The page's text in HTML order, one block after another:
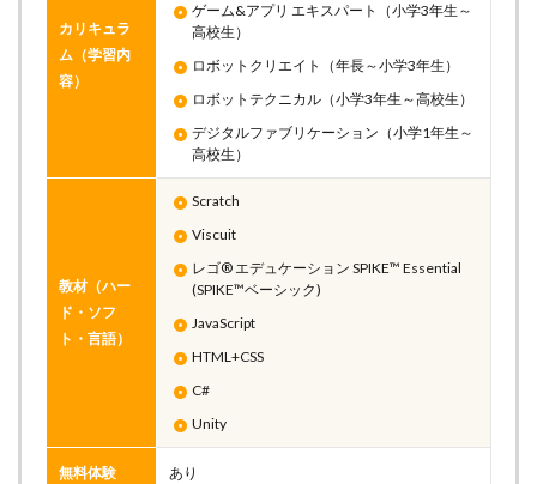
カリキュラ
ム（学習内
容）
ゲーム&アプリ エキスパート（小学3年生～
高校生）
ロボットクリエイト（年長～小学3年生）
ロボットテクニカル（小学3年生～高校生）
デジタルファブリケーション（小学1年生～
高校生）
教材（ハー
ド・ソフ
ト・言語）
Scratch
Viscuit
レゴ® エデュケーション SPIKE™ Essential
(SPIKE™ベーシック)
JavaScript
HTML+CSS
C#
Unity
無料体験 あり